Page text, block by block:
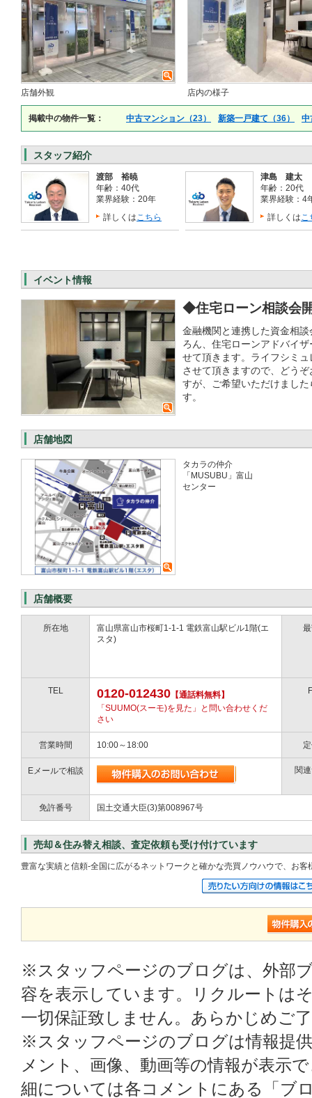
店舗外観 店内の様子
掲載中の物件一覧： 中古マンション（23） 新築一戸建て（36） 中
スタッフ紹介
渡部 裕暁
年齢：40代
業界経験：20年
詳しくはこちら
津島 建太
年齢：20代
業界経験：4
詳しくはこ
イベント情報
◆住宅ローン相談会
金融機関と連携した資金相
ろん、住宅ローンアドバイ
せて頂きます。ライフシミ
させて頂きますので、どう
すが、ご希望いただけまし
す。
店舗地図
タカラの仲介
「MUSUBU」富山
センター
店舗概要
所在地
富山県富山市桜町1-1-1 電鉄富山駅ビル1階(エ
スタ)
TEL 0120-012430 【通話料無料】
「SUUMO(スーモ)を見た」と問い合わせくだ
さい
営業時間 10:00～18:00
Eメールで相談 関
免許番号 国土交通大臣(3)第008967号
売却＆住み替え相談、査定依頼も受け付けています
豊富な実績と信頼‐全国に広がるネットワークと確かな売買ノウハウで、お
※スタッフページのブログは、外部
容を表示しています。リクルートは
一切保証致しません。あらかじめご
※スタッフページのブログは情報提
メント、画像、動画等の情報が表示
細については各コメントにある「ブ